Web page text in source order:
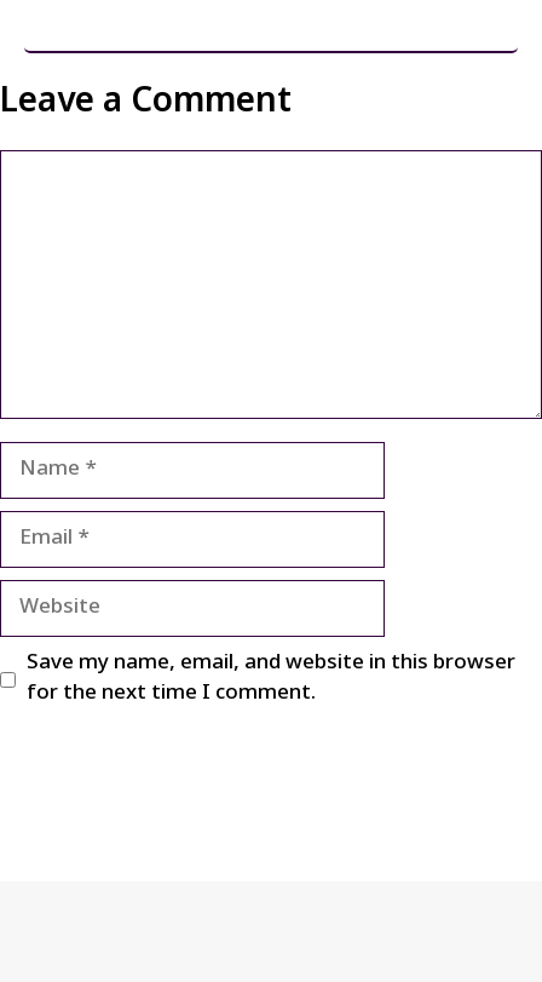
Leave a Comment
Name
Email
Website
Save my name, email, and website in this browser
for the next time I comment.